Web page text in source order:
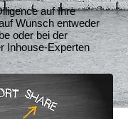
auf Ihre
Wunsch entweder
oder bei der
Inhouse-Experten